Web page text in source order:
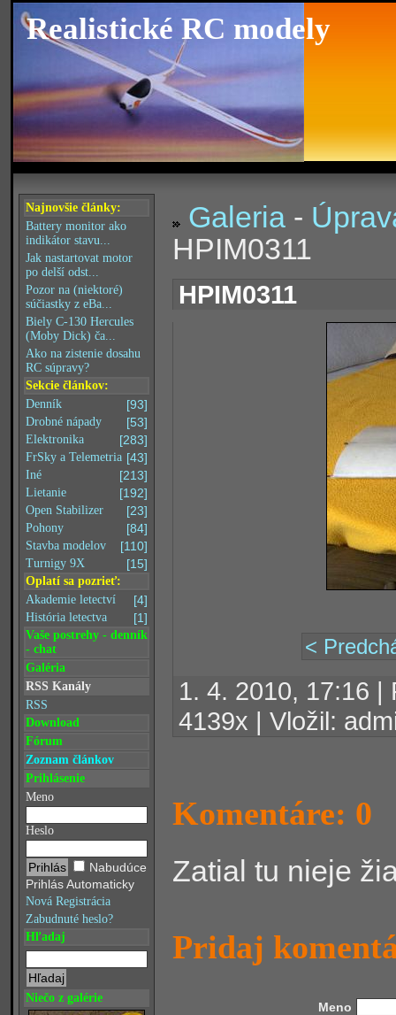
Realistické RC modely
Najnovšie články:
Battery monitor ako
indikátor stavu...
Jak nastartovat motor
po delší odst...
Pozor na (niektoré)
súčiastky z eBa...
Biely C-130 Hercules
(Moby Dick) ča...
Ako na zistenie dosahu
RC súpravy?
Sekcie článkov:
[93]
Denník
[53]
Drobné nápady
[283]
Elektronika
[43]
FrSky a Telemetria
[213]
Iné
[192]
Lietanie
[23]
Open Stabilizer
[84]
Pohony
[110]
Stavba modelov
[15]
Turnigy 9X
Oplatí sa pozrieť:
[4]
Akademie letectví
[1]
História letectva
Vaše postrehy - denník
- chat
Galéria
RSS Kanály
RSS
Download
Fórum
Zoznam článkov
Prihlásenie
Meno
Heslo
Nabudúce
Prihlás Automaticky
Nová Registrácia
Zabudnuté heslo?
Hľadaj
Niečo z galérie
Galeria -
HPIM0311
HPIM0311
<
1. 4. 2010, 17:16
4139x | Vložil:
Komentáre: 0
Zatial tu nieje
Pridaj
Meno